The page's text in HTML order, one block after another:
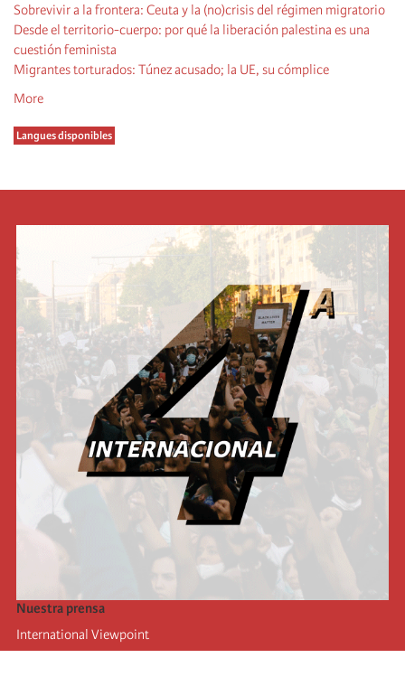
Sobrevivir a la frontera: Ceuta y la (no)crisis del régimen migratorio
Desde el territorio-cuerpo: por qué la liberación palestina es una
cuestión feminista
Migrantes torturados: Túnez acusado; la UE, su cómplice
More
Langues disponibles
Nuestra prensa
International Viewpoint